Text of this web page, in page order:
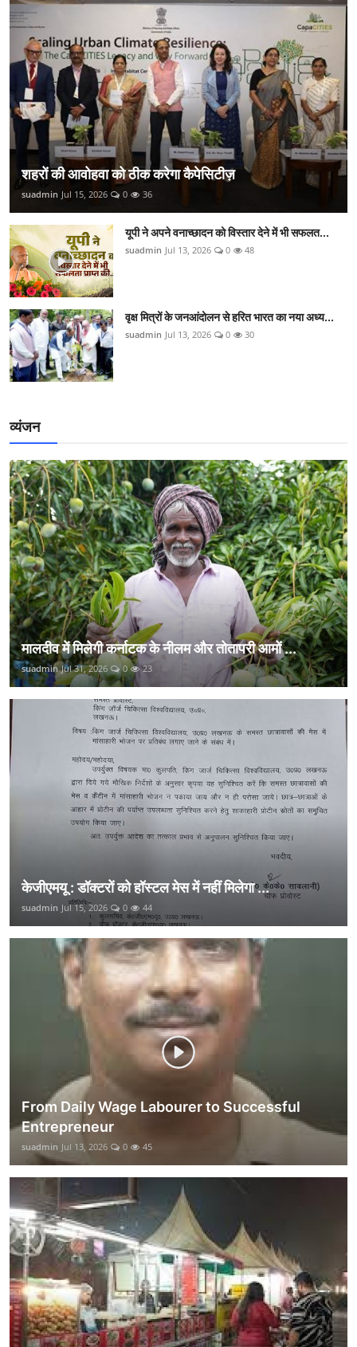
शहरों की आवोहवा को ठीक करेगा कैपेसिटीज़
suadmin Jul 15, 2026 0 36
यूपी ने अपने वनाच्छादन को विस्तार देने में भी सफलत...
suadmin Jul 13, 2026 0 48
वृक्ष मित्रों के जनआंदोलन से हरित भारत का नया अध्य...
suadmin Jul 13, 2026 0 30
व्यंजन
मालदीव में मिलेगी कर्नाटक के नीलम और तोतापरी आमों ...
suadmin Jul 31, 2026 0 23
केजीएमयू : डॉक्टरों को हॉस्टल मेस में नहीं मिलेगा ...
suadmin Jul 15, 2026 0 44
From Daily Wage Labourer to Successful
Entrepreneur
suadmin Jul 13, 2026 0 45